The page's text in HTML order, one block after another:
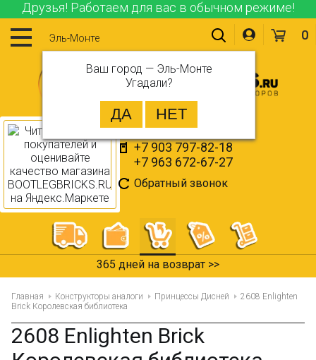
Друзья! Работаем для вас в обычном режиме!
Эль-Монте
Ваш город — Эль-Монте
Угадали?
+7 903 797-82-18
+7 963 672-67-27
Обратный звонок
0
365 дней на возврат >>
Главная Конструкторы аналоги Принцессы Дисней
2608 Enlighten
Brick Королевская библиотека
2608 Enlighten Brick